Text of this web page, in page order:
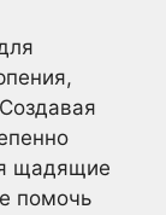
щадящие
помочь